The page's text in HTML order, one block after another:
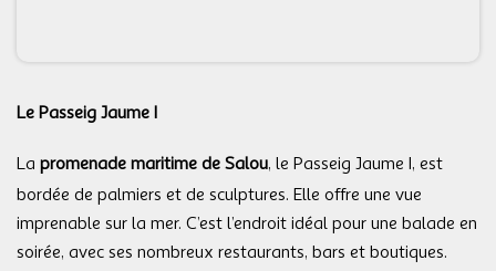
Le Passeig Jaume I
La promenade maritime de Salou, le Passeig Jaume I, est
bordée de palmiers et de sculptures. Elle offre une vue
imprenable sur la mer. C’est l’endroit idéal pour une balade en
soirée, avec ses nombreux restaurants, bars et boutiques.